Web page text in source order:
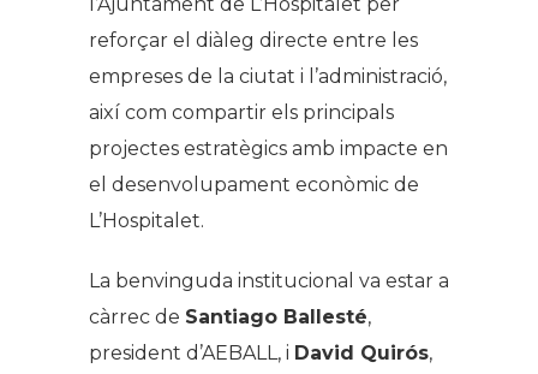
reforçar el diàleg directe entre les
empreses de la ciutat i l’administració,
així com compartir els principals
projectes estratègics amb impacte en
el desenvolupament econòmic de
L’Hospitalet.
La benvinguda institucional va estar a
càrrec de Santiago Ballesté,
president d’AEBALL, i David Quirós,